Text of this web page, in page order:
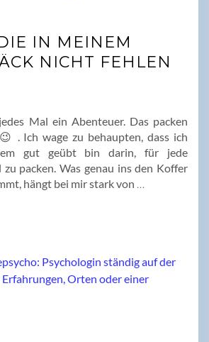
IN MEINEM
NICHT FEHLEN
Mal ein Abenteuer. Das packen
. Ich wage zu behaupten, dass ich
gut geübt bin darin, für jede
zu packen. Was genau ins den Koffer
hängt bei mir stark von